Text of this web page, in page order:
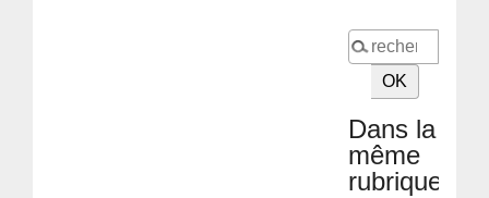
Dans la
même
rubrique